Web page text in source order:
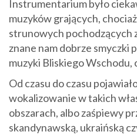
Instrumentarium było
muzyków grających,
strunowych pochodzących
znane nam dobrze smyczki
muzyki Bliskiego Wschodu,
Od czasu do czasu
wokalizowanie w takich
obszarach, albo zaśpiewy
skandynawską, ukraińską